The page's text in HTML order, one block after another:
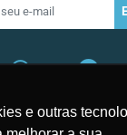
e outras